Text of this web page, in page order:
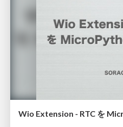
Wio Extension - RTC を